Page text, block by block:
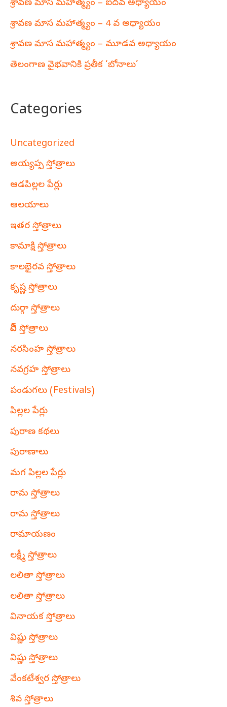
శ్రావణ మాస మహాత్మ్యం – ఐదవ అధ్యాయం
శ్రావణ మాస మహాత్మ్యం – 4 వ అధ్యాయం
శ్రావణ మాస మహాత్మ్యం – మూడవ అధ్యాయం
తెలంగాణ వైభవానికి ప్రతీక ‘బోనాలు’
Categories
Uncategorized
అయ్యప్ప స్తోత్రాలు
ఆడపిల్లల పేర్లు
ఆలయాలు
ఇతర స్తోత్రాలు
కామాక్షి స్తోత్రాలు
కాలభైరవ స్తోత్రాలు
కృష్ణ స్తోత్రాలు
దుర్గా స్తోత్రాలు
దేవీ స్తోత్రాలు
నరసింహ స్తోత్రాలు
నవగ్రహ స్తోత్రాలు
పండుగలు (Festivals)
పిల్లల పేర్లు
పురాణ కథలు
పురాణాలు
మగ పిల్లల పేర్లు
రామ స్తోత్రాలు
రామ స్తోత్రాలు
రామాయణం
లక్ష్మీ స్తోత్రాలు
లలితా స్తోత్రాలు
లలితా స్తోత్రాలు
వినాయక స్తోత్రాలు
విష్ణు స్తోత్రాలు
విష్ణు స్తోత్రాలు
వేంకటేశ్వర స్తోత్రాలు
శివ స్తోత్రాలు